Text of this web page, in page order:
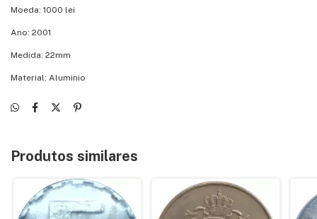
Moeda: 1000 lei
Ano: 2001
Medida: 22mm
Material: Aluminio
Produtos similares